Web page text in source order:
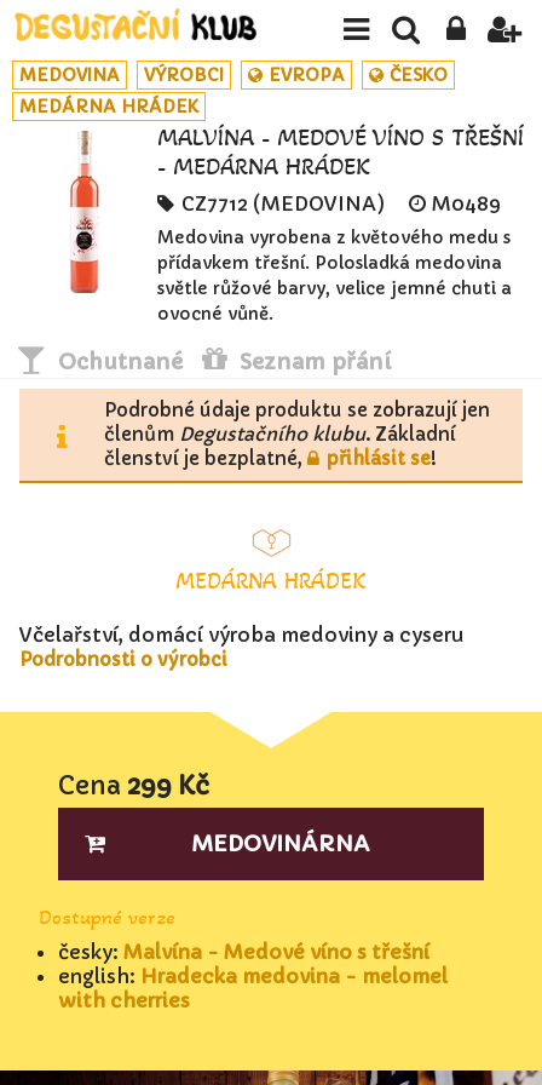
MEDOVINA VÝROBCI EVROPA
ČESKO
MEDÁRNA HRÁDEK
MALVÍNA - MEDOVÉ VÍNO S TŘEŠNÍ
- MEDÁRNA HRÁDEK
CZ7712 (MEDOVINA) M0489
Medovina vyrobena z květového medu s
přídavkem třešní. Polosladká medovina
světle růžové barvy, velice jemné chuti a
ovocné vůně.
Ochutnané Seznam přání
Podrobné údaje produktu se zobrazují jen
členům Degustačního klubu. Základní
členství je bezplatné,
přihlásit se!
MEDÁRNA HRÁDEK
Včelařství, domácí výroba medoviny a cyseru
Podrobnosti o výrobci
Cena 299 Kč
MEDOVINÁRNA
Dostupné verze
česky: Malvína - Medové víno s třešní
english: Hradecka medovina - melomel
with cherries